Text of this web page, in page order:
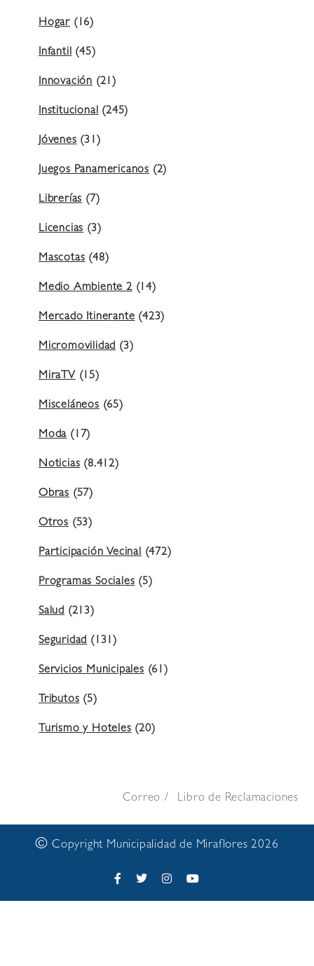
Hogar (16)
Infantil (45)
Innovación (21)
Institucional (245)
Jóvenes (31)
Juegos Panamericanos (2)
Librerías (7)
Licencias (3)
Mascotas (48)
Medio Ambiente 2(14)
Mercado Itinerante (423)
Micromovilidad (3)
MiraTV (15)
Misceláneos (65)
Moda (17)
Noticias (8.412)
Obras (57)
Otros (53)
Participación Vecinal (472)
Programas Sociales (5)
Salud (213)
Seguridad (131)
Servicios Municipales (61)
Tributos (5)
Turismo y Hoteles (20)
Correo Libro de Reclamaciones
© Copyright Municipalidad de Miraflores 2026